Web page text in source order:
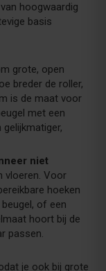
hoogwaardig
basis
grote, open
breder de roller,
is de maat voor
met een
niet
vloeren. Voor
hoeken
of een
hoort bij de
passen.
je ook bij grote